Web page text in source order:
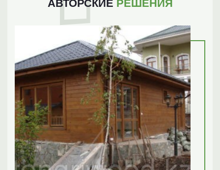
АВТОРСКИЕ РЕШЕНИЯ
5
Индивидуальный подход к
каждому клиенту
Мы ценим своих клиентов и предлагаем